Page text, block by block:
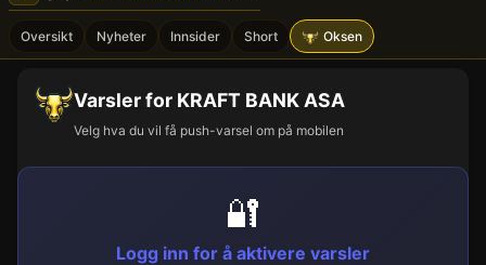
Oversikt Nyheter Innsider Short Oksen
Varsler for KRAFT BANK ASA
Velg hva du vil få push-varsel om på mobilen
🔐
Logg inn for å aktivere varsler